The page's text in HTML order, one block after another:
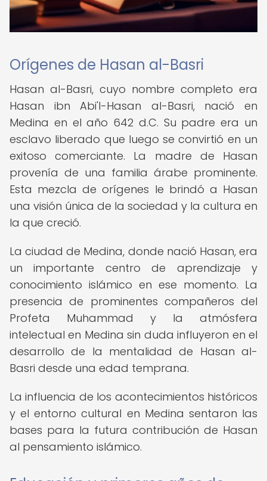
Orígenes de Hasan al-Basri
Hasan al-Basri, cuyo nombre completo era
Hasan ibn Abi'l-Hasan al-Basri, nació en
Medina en el año 642 d.C. Su padre era un
esclavo liberado que luego se convirtió en un
exitoso comerciante. La madre de Hasan
provenía de una familia árabe prominente.
Esta mezcla de orígenes le brindó a Hasan
una visión única de la sociedad y la cultura en
la que creció.
La ciudad de Medina, donde nació Hasan, era
un importante centro de aprendizaje y
conocimiento islámico en ese momento. La
presencia de prominentes compañeros del
Profeta Muhammad y la atmósfera
intelectual en Medina sin duda influyeron en el
desarrollo de la mentalidad de Hasan al-
Basri desde una edad temprana.
La influencia de los acontecimientos históricos
y el entorno cultural en Medina sentaron las
bases para la futura contribución de Hasan
al pensamiento islámico.